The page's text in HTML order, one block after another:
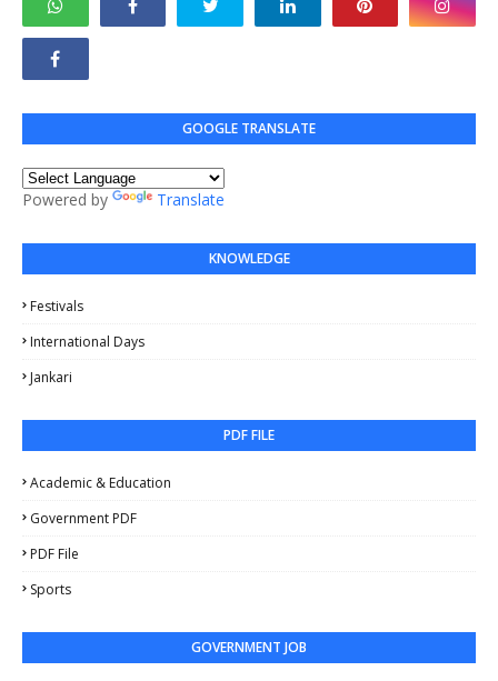
GOOGLE TRANSLATE
Powered by Translate
KNOWLEDGE
Festivals
International Days
Jankari
PDF FILE
Academic & Education
Government PDF
PDF File
Sports
GOVERNMENT JOB